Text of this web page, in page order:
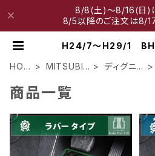
8/8(土)～8/16(日)
8/5以降のご注文は8/
H24/7～H29/1
HOM
MITSUBIS
ディグニテ
商品一覧